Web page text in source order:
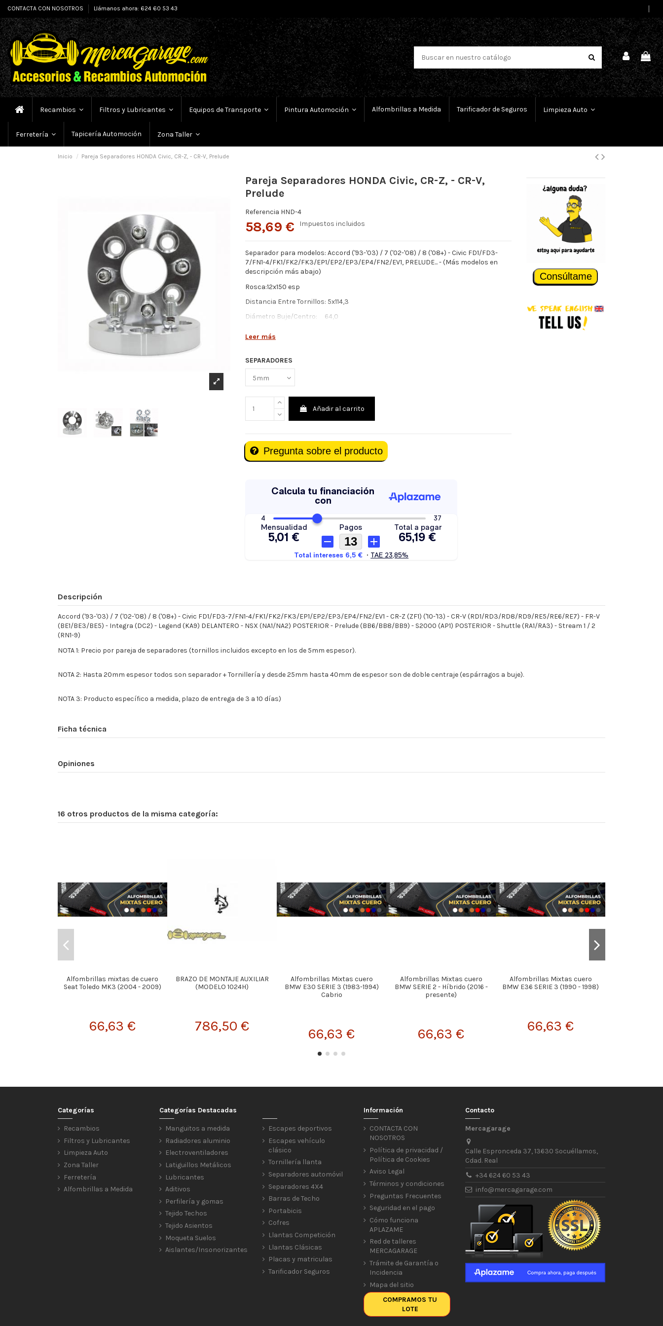
CONTACTA CON NOSOTROS Llámanos ahora: 624 60 53 43
Recambios Filtros y Lubricantes Equipos de Transporte Pintura Automoción Alfombrillas a Medida Tarificador de Seguros Limpieza Auto
Ferretería Tapicería Automoción Zona Taller
Inicio Pareja Separadores HONDA Civic, CR-Z, - CR-V, Prelude
Pareja Separadores HONDA Civic, CR-Z, - CR-V,
Prelude
Referencia HND-4
58,69 € Impuestos incluidos
Separador para modelos: Accord ('93-'03) / 7 ('02-'08) / 8 ('08+) - Civic FD1/FD3-
7/FN1-4/FK1/FK2/FK3/EP1/EP2/EP3/EP4/FN2/EV1, PRELUDE... - (Más modelos en
descripción más abajo)
Rosca:12x150 esp
Distancia Entre Tornillos: 5x114,3
Diámetro Buje/Centro: 64,0
Leer más
SEPARADORES
Añadir al carrito
Pregunta sobre el producto
Consúltame
Descripción
Accord ('93-'03) / 7 ('02-'08) / 8 ('08+) - Civic FD1/FD3-7/FN1-4/FK1/FK2/FK3/EP1/EP2/EP3/EP4/FN2/EV1 - CR-Z (ZF1) ('10-'13) - CR-V (RD1/RD3/RD8/RD9/RE5/RE6/RE7) - FR-V
(BE1/BE3/BE5) - Integra (DC2) - Legend (KA9) DELANTERO - NSX (NA1/NA2) POSTERIOR - Prelude (BB6/BB8/BB9) - S2000 (AP1) POSTERIOR - Shuttle (RA1/RA3) - Stream 1 / 2
(RN1-9)
NOTA 1: Precio por pareja de separadores (tornillos incluidos excepto en los de 5mm espesor).
NOTA 2: Hasta 20mm espesor todos son separador + Tornillería y desde 25mm hasta 40mm de espesor son de doble centraje (espárragos a buje).
NOTA 3: Producto específico a medida, plazo de entrega de 3 a 10 días)
Ficha técnica
Opiniones
16 otros productos de la misma categoría:
Alfombrillas mixtas de cuero
Seat Toledo MK3 (2004 - 2009)
66,63 €
BRAZO DE MONTAJE AUXILIAR
(MODELO 1024H)
786,50 €
Alfombrillas Mixtas cuero
BMW E30 SERIE 3 (1983-1994)
Cabrio
66,63 €
Alfombrillas Mixtas cuero
BMW SERIE 2 - Híbrido (2016 -
presente)
66,63 €
Alfombrillas Mixtas cuero
BMW E36 SERIE 3 (1990 - 1998)
66,63 €
Categorías
Recambios
Filtros y Lubricantes
Limpieza Auto
Zona Taller
Ferretería
Alfombrillas a Medida
Categorías Destacadas
Manguitos a medida
Radiadores aluminio
Electroventiladores
Latiguillos Metálicos
Lubricantes
Aditivos
Perfilería y gomas
Tejido Techos
Tejido Asientos
Moqueta Suelos
Aislantes/Insonorizantes
Escapes deportivos
Escapes vehículo
clásico
Tornillería llanta
Separadores automóvil
Separadores 4X4
Barras de Techo
Portabicis
Cofres
Llantas Competición
Llantas Clásicas
Placas y matriculas
Tarificador Seguros
Información
CONTACTA CON
NOSOTROS
Política de privacidad /
Política de Cookies
Aviso Legal
Términos y condiciones
Preguntas Frecuentes
Seguridad en el pago
Cómo funciona
APLAZAME
Red de talleres
MERCAGARAGE
Trámite de Garantía o
Incidencia
Mapa del sitio
COMPRAMOS TU
LOTE
Contacto
Mercagarage
Calle Espronceda 37, 13630 Socuéllamos,
Cdad. Real
+34 624 60 53 43
info@mercagarage.com